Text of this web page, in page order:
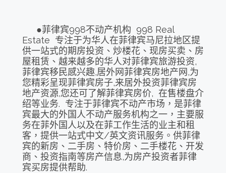
●菲律宾998不动产机构 998 Real
Estate 专注于为华人在菲律宾马尼拉地区提
供一站式的期房投资、炒楼花、现房买卖、房
屋租赁、越来越多的华人对菲律宾旅游投资,
菲律宾移民感兴趣,居外网菲律宾房地产网,为
您精彩呈现菲律宾房子,来居外投资菲律宾房
地产资源,您还可了解菲律宾房价, 在售楼盘介
绍等业务. 专注于菲律宾不动产市场，是菲律
宾最大的外国人不动产服务机构之一，主要服
务在菲外国人以及在菲工作生活的业主和租
客，提供一站式中文/英文资讯服务。供菲律
宾的新房、二手房、特价房、二手楼花、开发
商、投资指南等房产信息,为房产投资者菲律
宾买房提供帮助.